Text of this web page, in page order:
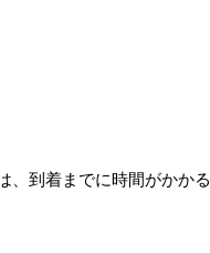
、到着までに時間がかかる